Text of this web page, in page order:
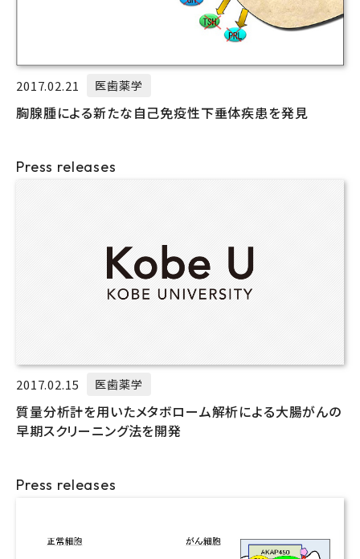
2017.02.21 医歯薬学
胸腺腫による新たな自己免疫性下垂体疾患を発見
Press releases
2017.02.15 医歯薬学
質量分析計を用いたメタボローム解析による大腸がんの
早期スクリーニング法を開発
Press releases